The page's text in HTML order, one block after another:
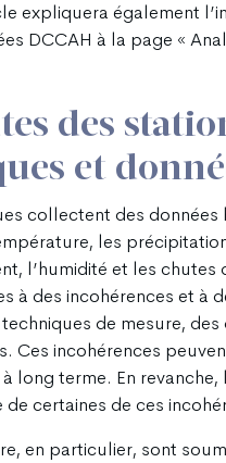
expliquera également
DCCAH à la page «
des
et
collectent des données
les
l’humidité et les chutes
à des incohérences et à
de mesure,
Ces incohérences
long terme. En
certaines de ces
en particulier, sont